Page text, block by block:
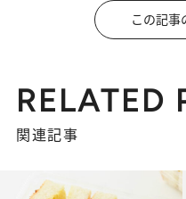
この記事
RELATED
関連記事